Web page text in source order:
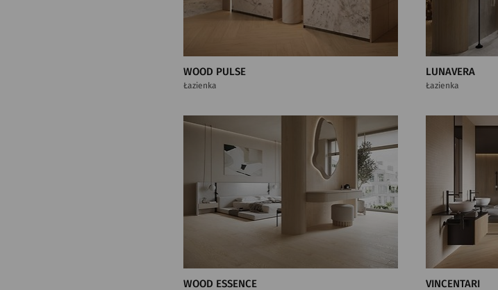
WOOD PULSE
Łazienka
LUNAVERA
Łazienka
WOOD ESSENCE VINCENTARI